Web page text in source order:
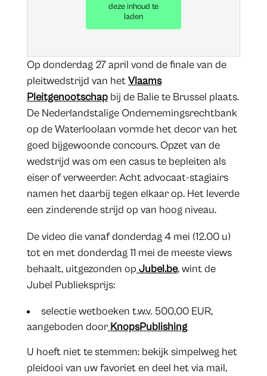
deze inhoud te
laden
Op donderdag 27 april vond de finale van de
pleitwedstrijd van hetVlaams
Pleitgenootschapbij de Balie te Brussel plaats.
De Nederlandstalige Ondernemingsrechtbank
op de Waterloolaan vormde het decor van het
goed bijgewoonde concours. Opzet van de
wedstrijd was om een casus te bepleiten als
eiser of verweerder. Acht advocaat-stagiairs
namen het daarbij tegen elkaar op. Het leverde
een zinderende strijd op van hoog niveau.
De video die vanaf donderdag 4 mei (12.00 u)
tot en met donderdag 11 mei de meeste views
behaalt, uitgezonden op Jubel.be, wint de
Jubel Publieksprijs:
selectie wetboeken t.w.v. 500,00 EUR,
aangeboden doorKnopsPublishing
U hoeft niet te stemmen: bekijk simpelweg het
pleidooi van uw favoriet en deel het via mail,